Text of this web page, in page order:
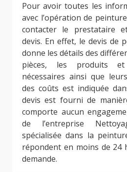
Pour avoir toutes les
avec l’opération de
contacter le prestataire
devis. En effet, le devis de
donne les détails des
pièces, les produits
nécessaires ainsi que
des coûts est indiquée
devis est fourni de
comporte aucun
de l’entreprise
spécialisée dans la
répondent en moins de 24
demande.